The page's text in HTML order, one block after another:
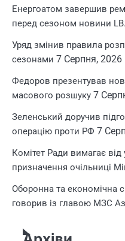
Енергоатом завершив
перед сезоном новини
Уряд змінив правила
сезонами 7 Серпня, 2026
Федоров презентував
масового розшуку 7
Зеленський доручив
операцію проти РФ 7
Комітет Ради вимагає
призначення очільниці
Оборонна та економічна
говорив із главою МЗС